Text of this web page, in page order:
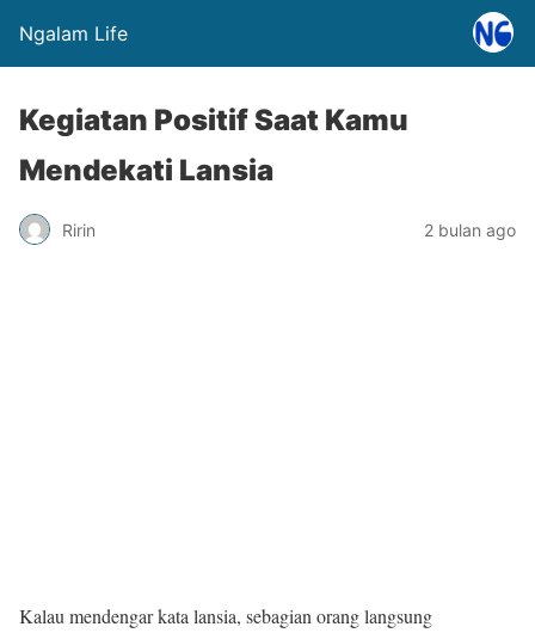
Ngalam Life
Kegiatan Positif Saat Kamu
Mendekati Lansia
Ririn 2 bulan ago
Kalau mendengar kata lansia, sebagian orang langsung